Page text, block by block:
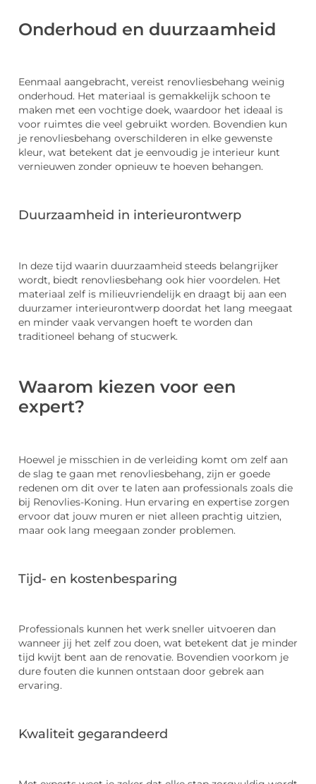
Onderhoud en duurzaamheid
Eenmaal aangebracht, vereist renovliesbehang weinig
onderhoud. Het materiaal is gemakkelijk schoon te
maken met een vochtige doek, waardoor het ideaal is
voor ruimtes die veel gebruikt worden. Bovendien kun
je renovliesbehang overschilderen in elke gewenste
kleur, wat betekent dat je eenvoudig je interieur kunt
vernieuwen zonder opnieuw te hoeven behangen.
Duurzaamheid in interieurontwerp
In deze tijd waarin duurzaamheid steeds belangrijker
wordt, biedt renovliesbehang ook hier voordelen. Het
materiaal zelf is milieuvriendelijk en draagt bij aan een
duurzamer interieurontwerp doordat het lang meegaat
en minder vaak vervangen hoeft te worden dan
traditioneel behang of stucwerk.
Waarom kiezen voor een
expert?
Hoewel je misschien in de verleiding komt om zelf aan
de slag te gaan met renovliesbehang, zijn er goede
redenen om dit over te laten aan professionals zoals die
bij Renovlies-Koning. Hun ervaring en expertise zorgen
ervoor dat jouw muren er niet alleen prachtig uitzien,
maar ook lang meegaan zonder problemen.
Tijd- en kostenbesparing
Professionals kunnen het werk sneller uitvoeren dan
wanneer jij het zelf zou doen, wat betekent dat je minder
tijd kwijt bent aan de renovatie. Bovendien voorkom je
dure fouten die kunnen ontstaan door gebrek aan
ervaring.
Kwaliteit gegarandeerd